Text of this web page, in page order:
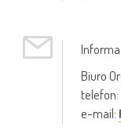
Biuro
telefon:
e-mail: